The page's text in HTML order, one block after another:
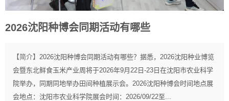
2026沈阳种博会同期活动有哪些
【简介】 2026沈阳种博会同期活动有哪些？据悉，2026沈阳种业博览
会暨东北鲜食玉米产业周将于2026年9月22日-23日在沈阳市农业科学
院举办，同期同地举办田间种植展示会。2026沈阳种博会时间地点展
会地点：沈阳市农业科学院展会时间：2026/09/22至...